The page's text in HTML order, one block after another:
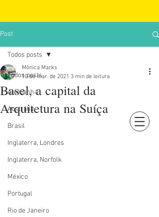
Post
Todos posts
Alemanha
Austrália
Brasil
Inglaterra, Londres
Inglaterra, Norfolk
México
Portugal
Rio de Janeiro
Todos posts
Basel, a capital da
Arquitetura na Suíça
Mônica Marks
10 de mar. de 2021 3 min de leitura